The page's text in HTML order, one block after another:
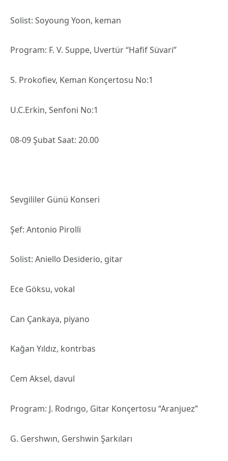
Solist: Soyoung Yoon, keman
Program: F. V. Suppe, Uvertür “Hafif Süvari”
S. Prokofiev, Keman Konçertosu No:1
U.C.Erkin, Senfoni No:1
08-09 Şubat Saat: 20.00
Sevgililer Günü Konseri
Şef: Antonio Pirolli
Solist: Aniello Desiderio, gitar
Ece Göksu, vokal
Can Çankaya, piyano
Kağan Yıldız, kontrbas
Cem Aksel, davul
Program: J. Rodrıgo, Gitar Konçertosu “Aranjuez”
G. Gershwın, Gershwin Şarkıları